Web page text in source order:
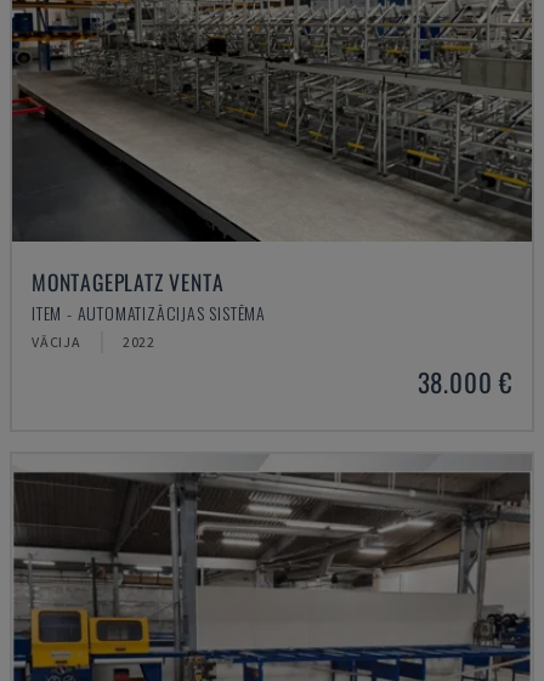
MONTAGEPLATZ VENTA
ITEM - AUTOMATIZĀCIJAS SISTĒMA
VĀCIJA 2022
38.000 €